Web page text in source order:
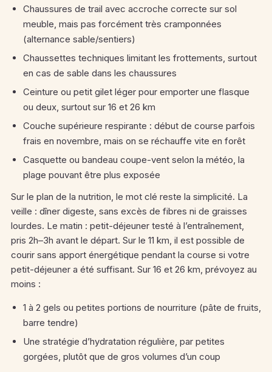
Chaussures de trail avec accroche correcte sur sol
meuble, mais pas forcément très cramponnées
(alternance sable/sentiers)
Chaussettes techniques limitant les frottements, surtout
en cas de sable dans les chaussures
Ceinture ou petit gilet léger pour emporter une flasque
ou deux, surtout sur 16 et 26 km
Couche supérieure respirante : début de course parfois
frais en novembre, mais on se réchauffe vite en forêt
Casquette ou bandeau coupe-vent selon la météo, la
plage pouvant être plus exposée
Sur le plan de la nutrition, le mot clé reste la simplicité. La
veille : dîner digeste, sans excès de fibres ni de graisses
lourdes. Le matin : petit-déjeuner testé à l’entraînement,
pris 2h–3h avant le départ. Sur le 11 km, il est possible de
courir sans apport énergétique pendant la course si votre
petit-déjeuner a été suffisant. Sur 16 et 26 km, prévoyez au
moins :
1 à 2 gels ou petites portions de nourriture (pâte de fruits,
barre tendre)
Une stratégie d’hydratation régulière, par petites
gorgées, plutôt que de gros volumes d’un coup